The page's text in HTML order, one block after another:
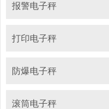
报警电子秤
打印电子秤
防爆电子秤
滚筒电子秤